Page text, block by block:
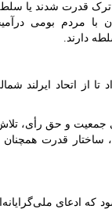
ترک قدرت شدند یا
با مردم بومی
دارند.
تا از اتحاد ایرلند
جمعیت و حق رأی،
ساختار قدرت
که ادعای